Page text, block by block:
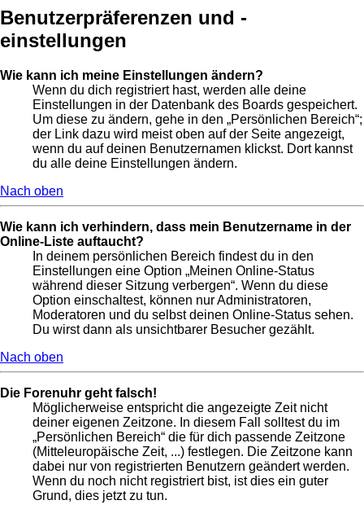
Benutzerpräferenzen und -
einstellungen
Wie kann ich meine Einstellungen ändern?
Wenn du dich registriert hast, werden alle deine
Einstellungen in der Datenbank des Boards gespeichert.
Um diese zu ändern, gehe in den „Persönlichen Bereich“;
der Link dazu wird meist oben auf der Seite angezeigt,
wenn du auf deinen Benutzernamen klickst. Dort kannst
du alle deine Einstellungen ändern.
Nach oben
Wie kann ich verhindern, dass mein Benutzername in der
Online-Liste auftaucht?
In deinem persönlichen Bereich findest du in den
Einstellungen eine Option „Meinen Online-Status
während dieser Sitzung verbergen“. Wenn du diese
Option einschaltest, können nur Administratoren,
Moderatoren und du selbst deinen Online-Status sehen.
Du wirst dann als unsichtbarer Besucher gezählt.
Nach oben
Die Forenuhr geht falsch!
Möglicherweise entspricht die angezeigte Zeit nicht
deiner eigenen Zeitzone. In diesem Fall solltest du im
„Persönlichen Bereich“ die für dich passende Zeitzone
(Mitteleuropäische Zeit, ...) festlegen. Die Zeitzone kann
dabei nur von registrierten Benutzern geändert werden.
Wenn du noch nicht registriert bist, ist dies ein guter
Grund, dies jetzt zu tun.